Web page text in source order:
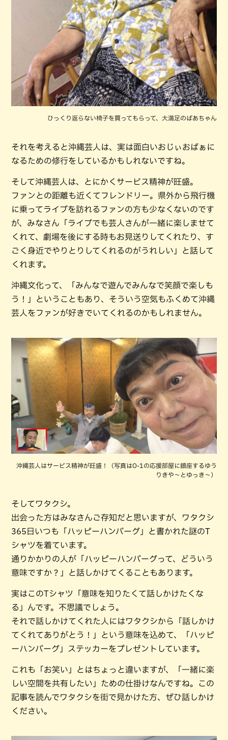
ひっくり返らない椅子を買ってもらって、大満足のばあちゃん
それを考えると沖縄芸人は、実は面白いおじぃおばぁに
なるための修行をしているかもしれないですね。
そして沖縄芸人は、とにかくサービス精神が旺盛。
ファンとの距離も近くてフレンドリー。県外から飛行機
に乗ってライブを訪れるファンの方も少なくないのです
が、みなさん「ライブでも芸人さんが一緒に楽しませて
くれて、劇場を後にする時もお見送りしてくれたり、す
ごく身近でやりとりしてくれるのがうれしい」と話して
くれます。
沖縄文化って、「みんなで遊んでみんなで笑顔で楽しも
う！」ということもあり、そういう空気もふくめて沖縄
芸人をファンが好きでいてくれるのかもしれません。
沖縄芸人はサービス精神が旺盛！（写真はO-1の応援部屋に鎮座するゆう
りきや～とゆっき～）
そしてワタクシ。
出会った方はみなさんご存知だと思いますが、ワタクシ
365日いつも「ハッピーハンバーグ」と書かれた謎のT
シャツを着ています。
通りかかりの人が「ハッピーハンバーグって、どういう
意味ですか？」と話しかけてくることもあります。
実はこのTシャツ「意味を知りたくて話しかけたくな
る」んです。不思議でしょう。
それで話しかけてくれた人にはワタクシから「話しかけ
てくれてありがとう！」という意味を込めて、「ハッピ
ーハンバーグ」ステッカーをプレゼントしています。
これも「お笑い」とはちょっと違いますが、「一緒に楽
しい空間を共有したい」ための仕掛けなんですね。この
記事を読んでワタクシを街で見かけた方、ぜひ話しかけ
ください。